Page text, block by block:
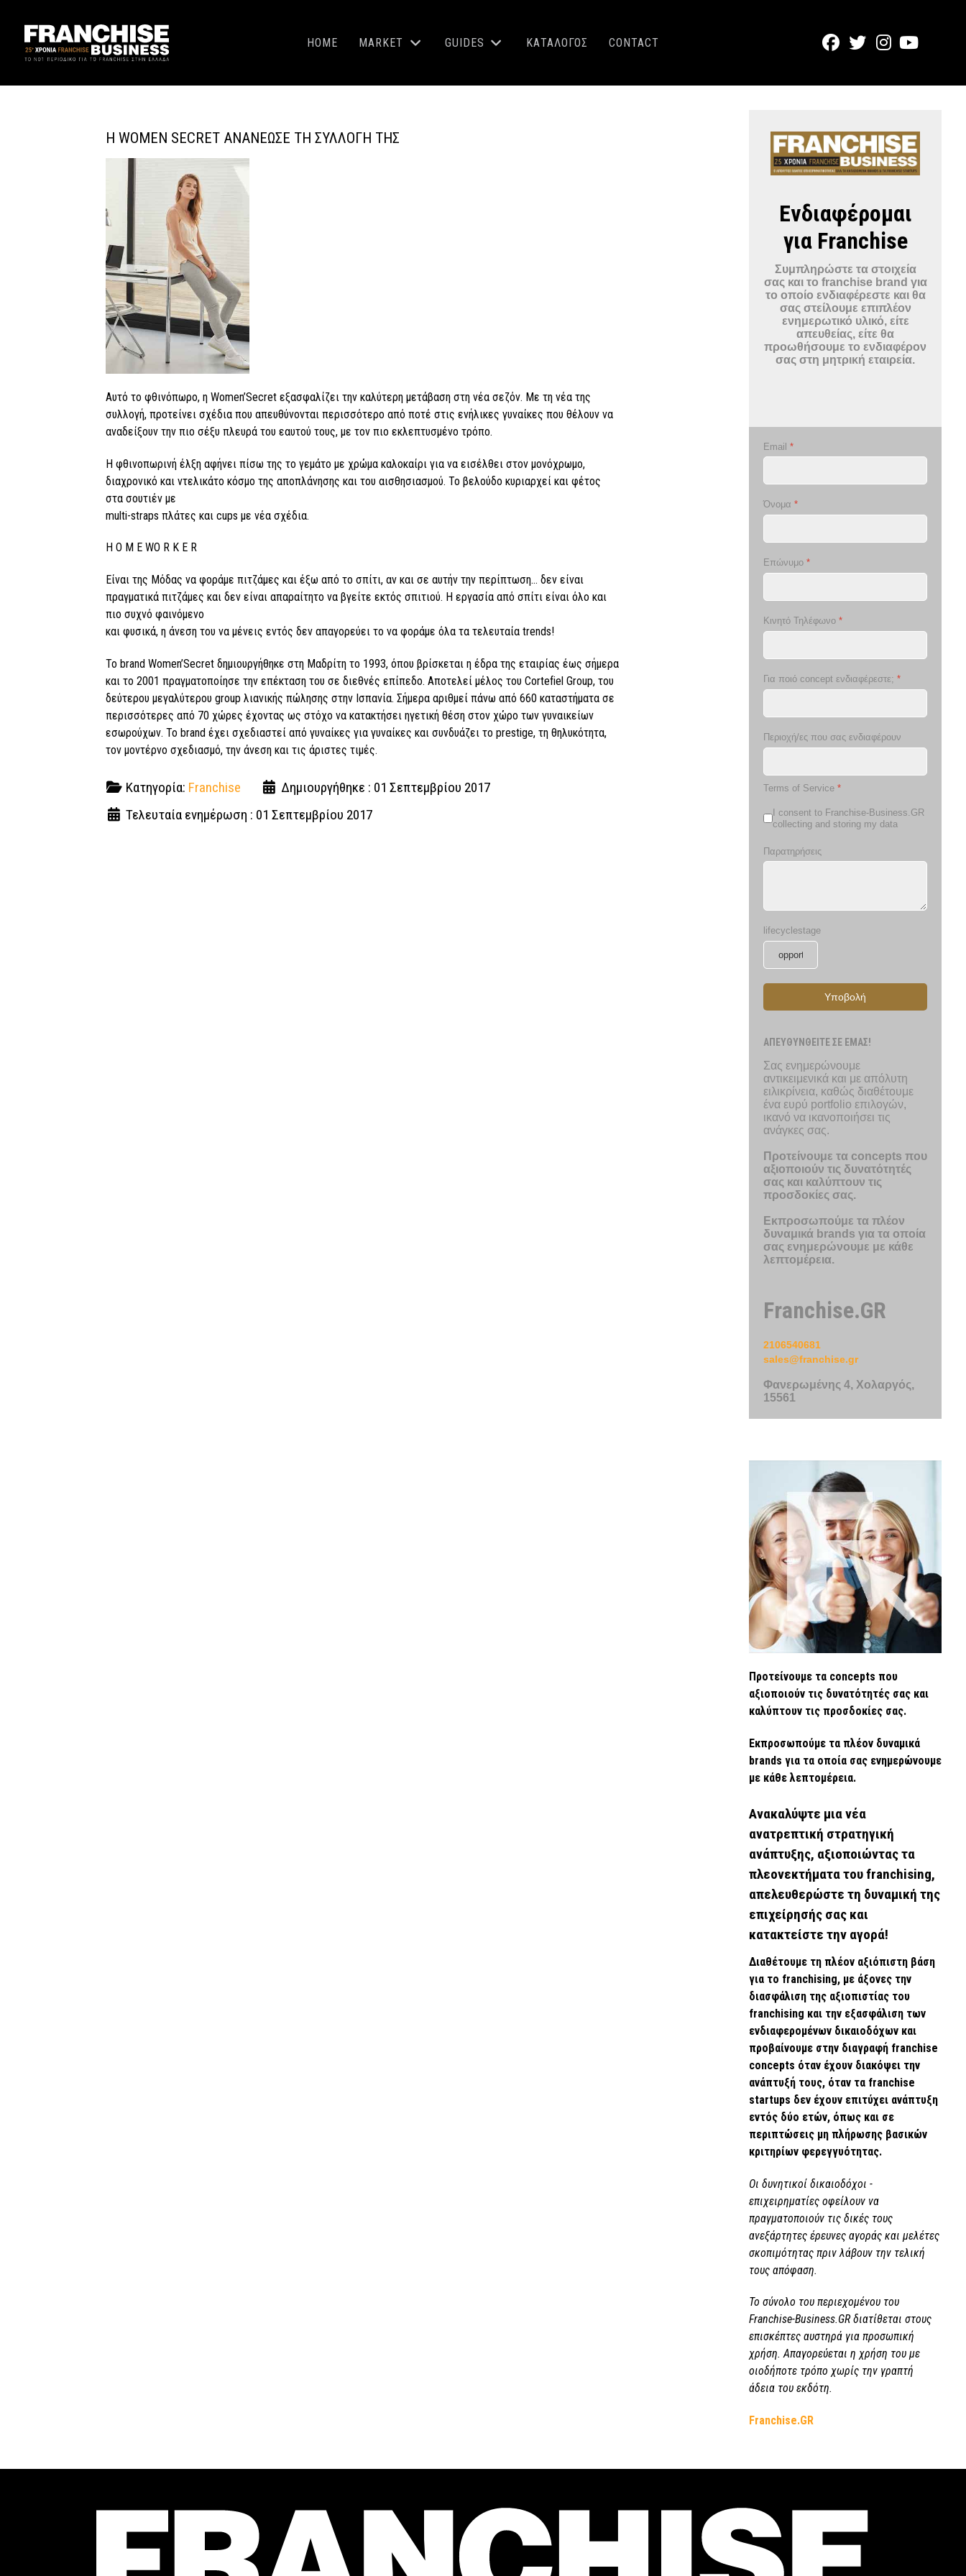
HOME MARKET GUIDES ΚΑΤΑΛΟΓΟΣ CONTACT
Η WOMEN SECRET ΑΝΑΝΈΩΣΕ ΤΗ ΣΥΛΛΟΓΉ ΤΗΣ
Αυτό το φθινόπωρο, η Women’Secret εξασφαλίζει την καλύτερη μετάβαση στη νέα σεζόν. Με τη νέα της
συλλογή, προτείνει σχέδια που απευθύνονται περισσότερο από ποτέ στις ενήλικες γυναίκες που θέλουν να
αναδείξουν την πιο σέξυ πλευρά του εαυτού τους, με τον πιο εκλεπτυσμένο τρόπο.
Η φθινοπωρινή έλξη αφήνει πίσω της το γεμάτο με χρώμα καλοκαίρι για να εισέλθει στον μονόχρωμο,
διαχρονικό και ντελικάτο κόσμο της αποπλάνησης και του αισθησιασμού. Το βελούδο κυριαρχεί και φέτος
στα σουτιέν με
multi-straps πλάτες και cups με νέα σχέδια.
H O M E WO R K E R
Είναι της Μόδας να φοράμε πιτζάμες και έξω από το σπίτι, αν και σε αυτήν την περίπτωση… δεν είναι
πραγματικά πιτζάμες και δεν είναι απαραίτητο να βγείτε εκτός σπιτιού. Η εργασία από σπίτι είναι όλο και
πιο συχνό φαινόμενο
και φυσικά, η άνεση του να μένεις εντός δεν απαγορεύει το να φοράμε όλα τα τελευταία trends!
Το brand Women’Secret δημιουργήθηκε στη Μαδρίτη το 1993, όπου βρίσκεται η έδρα της εταιρίας έως σήμερα
και το 2001 πραγματοποίησε την επέκταση του σε διεθνές επίπεδο. Αποτελεί μέλος του Cortefiel Group, του
δεύτερου μεγαλύτερου group λιανικής πώλησης στην Ισπανία. Σήμερα αριθμεί πάνω από 660 καταστήματα σε
περισσότερες από 70 χώρες έχοντας ως στόχο να κατακτήσει ηγετική θέση στον χώρο των γυναικείων
εσωρούχων. Το brand έχει σχεδιαστεί από γυναίκες για γυναίκες και συνδυάζει το prestige, τη θηλυκότητα,
τον μοντέρνο σχεδιασμό, την άνεση και τις άριστες τιμές.
Κατηγορία: Franchise
Δημιουργήθηκε : 01 Σεπτεμβρίου 2017
Τελευταία ενημέρωση : 01 Σεπτεμβρίου 2017
Ενδιαφέρομαι
για Franchise
Συμπληρώστε τα στοιχεία
σας και το franchise brand για
το οποίο ενδιαφέρεστε και θα
σας στείλουμε επιπλέον
ενημερωτικό υλικό, είτε
απευθείας, είτε θα
προωθήσουμε το ενδιαφέρον
σας στη μητρική εταιρεία.
Email *
Όνομα *
Επώνυμο *
Κινητό Τηλέφωνο *
Για ποιό concept ενδιαφέρεστε; *
Περιοχή/ες που σας ενδιαφέρουν
Terms of Service *
I consent to Franchise-Business.GR
collecting and storing my data
Παρατηρήσεις
lifecyclestage
Υποβολή
ΑΠΕΥΘΥΝΘΕΙΤΕ ΣΕ ΕΜΑΣ!
Σας ενημερώνουμε
αντικειμενικά και με απόλυτη
ειλικρίνεια, καθώς διαθέτουμε
ένα ευρύ portfolio επιλογών,
ικανό να ικανοποιήσει τις
ανάγκες σας.
Προτείνουμε τα concepts που
αξιοποιούν τις δυνατότητές
σας και καλύπτουν τις
προσδοκίες σας.
Εκπροσωπούμε τα πλέον
δυναμικά brands για τα οποία
σας ενημερώνουμε με κάθε
λεπτομέρεια.
Franchise.GR
2106540681
sales@franchise.gr
Φανερωμένης 4, Χολαργός,
15561
Προτείνουμε τα concepts που
αξιοποιούν τις δυνατότητές σας και
καλύπτουν τις προσδοκίες σας.
Εκπροσωπούμε τα πλέον δυναμικά
brands για τα οποία σας ενημερώνουμε
με κάθε λεπτομέρεια.
Ανακαλύψτε μια νέα
ανατρεπτική στρατηγική
ανάπτυξης, αξιοποιώντας τα
πλεονεκτήματα του franchising,
απελευθερώστε τη δυναμική της
επιχείρησής σας και
κατακτείστε την αγορά!
Διαθέτουμε τη πλέον αξιόπιστη βάση
για το franchising, με άξονες την
διασφάλιση της αξιοπιστίας του
franchising και την εξασφάλιση των
ενδιαφερομένων δικαιοδόχων και
προβαίνουμε στην διαγραφή franchise
concepts όταν έχουν διακόψει την
ανάπτυξή τους, όταν τα franchise
startups δεν έχουν επιτύχει ανάπτυξη
εντός δύο ετών, όπως και σε
περιπτώσεις μη πλήρωσης βασικών
κριτηρίων φερεγγυότητας.
Οι δυνητικοί δικαιοδόχοι -
επιχειρηματίες οφείλουν να
πραγματοποιούν τις δικές τους
ανεξάρτητες έρευνες αγοράς και μελέτες
σκοπιμότητας πριν λάβουν την τελική
τους απόφαση.
Το σύνολο του περιεχομένου του
Franchise-Business.GR διατίθεται στους
επισκέπτες αυστηρά για προσωπική
χρήση. Απαγορεύεται η χρήση του με
οιοδήποτε τρόπο χωρίς την γραπτή
άδεια του εκδότη.
Franchise.GR